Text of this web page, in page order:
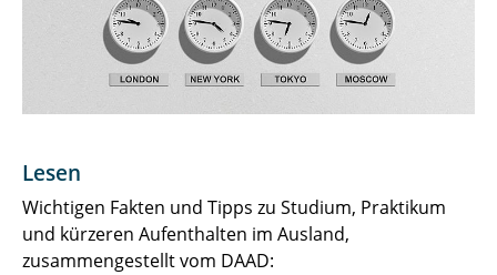
Incomings
Doppelabschlüsse
Lesen
Wichtigen Fakten und Tipps zu Studium, Praktikum
und kürzeren Aufenthalten im Ausland,
zusammengestellt vom DAAD: